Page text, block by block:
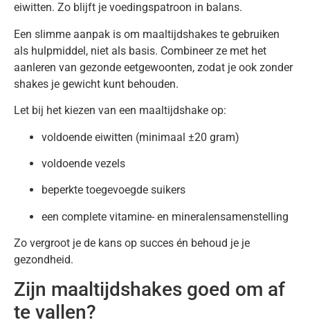
eiwitten. Zo blijft je voedingspatroon in balans.
Een slimme aanpak is om maaltijdshakes te gebruiken
als hulpmiddel, niet als basis. Combineer ze met het
aanleren van gezonde eetgewoonten, zodat je ook zonder
shakes je gewicht kunt behouden.
Let bij het kiezen van een maaltijdshake op:
voldoende eiwitten (minimaal ±20 gram)
voldoende vezels
beperkte toegevoegde suikers
een complete vitamine- en mineralensamenstelling
Zo vergroot je de kans op succes én behoud je je
gezondheid.
Zijn maaltijdshakes goed om af
te vallen?